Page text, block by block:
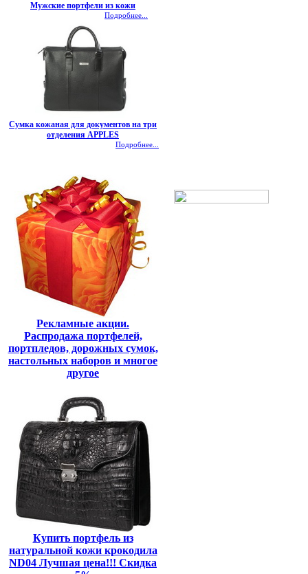
Мужские портфели из кожи
Подробнее...
Сумка кожаная для документов на три
отделения APPLES
Подробнее...
Рекламные акции.
Распродажа портфелей,
портпледов, дорожных сумок,
настольных наборов и многое
другое
Купить портфель из
натуральной кожи крокодила
ND04 Лучшая цена!!! Скидка